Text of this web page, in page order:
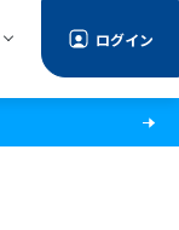
ログイン